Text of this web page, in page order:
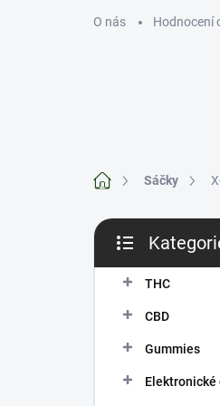
O nás Hodnocení
Domů Sáčky
P
s
kategorie
THC
CBD
Gummies